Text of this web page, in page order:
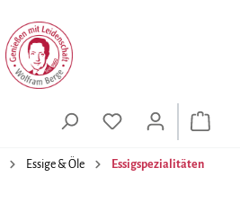
Essige & Öle Essigspezialitäten